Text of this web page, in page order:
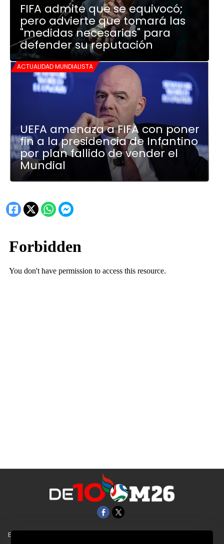
FIFA admite que se equivocó;
pero advierte que tomará las
"medidas necesarias" para
defender su reputación
ACTUALIDAD MUNDIALISTA
UEFA amenaza a FIFA con poner
fin a la presidencia de Infantino
por plan fallido de vender el
Mundial
EL UNIVERSAL